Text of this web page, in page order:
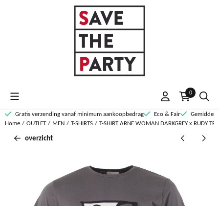
Cookievoorkeuren zijn momenteel gesloten.
0
Gratis verzending vanaf minimum aankoopbedrag Eco & Fair
Home / OUTLET / MEN / T-SHIRTS / T-SHIRT ARNE WOMAN DARKGREY x RUDY
overzicht